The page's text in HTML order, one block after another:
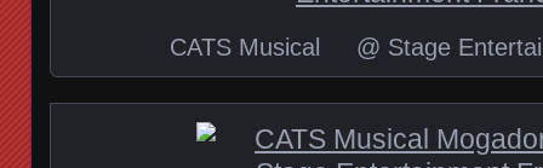
CATS Musical @ Stage